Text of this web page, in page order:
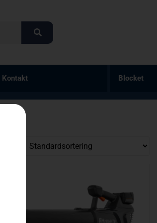
Kontakt Blocket